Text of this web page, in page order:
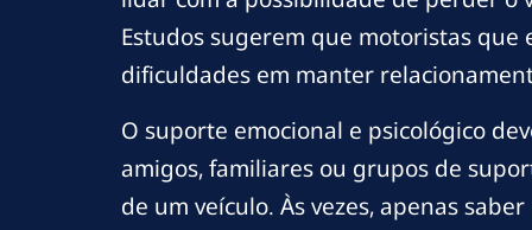
Estudos sugerem que motoristas
dificuldades em manter
O suporte emocional e psicológico
amigos, familiares ou grupos de
de um veículo. Às vezes, apenas